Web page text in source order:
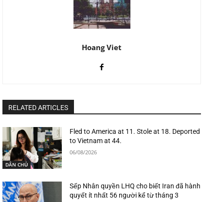
Hoang Viet
RELATED ARTICLES
DÂN CHỦ
Fled to America at 11. Stole at 18. Deported
to Vietnam at 44.
06/08/2026
Sếp Nhân quyền LHQ cho biết Iran đã hành
quyết ít nhất 56 người kể từ tháng 3